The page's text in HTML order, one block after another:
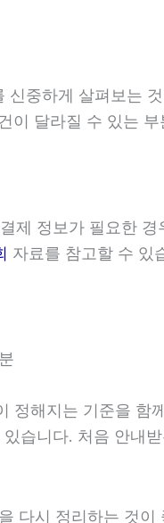
중하게 살펴보는
달라질 수 있는
제 정보가 필요한
자료를 참고할 수 있
정해지는 기준을
습니다. 처음 안내
다시 정리하는 것